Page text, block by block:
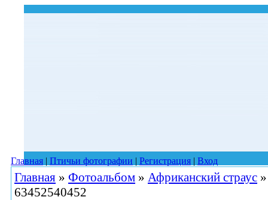
Главная | Птичьи фотографии | Регистрация | Вход
Главная » Фотоальбом » Африканский страус »
63452540452